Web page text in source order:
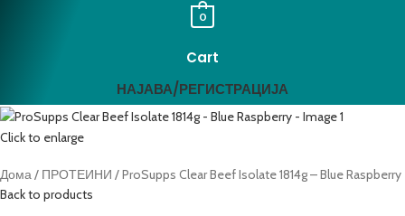
0
Cart
НАЈАВА/РЕГИСТРАЦИЈА
Click to enlarge
Дома ПРОТЕИНИ
ProSupps Clear Beef Isolate 1814g – Blue Raspberry
Back to products